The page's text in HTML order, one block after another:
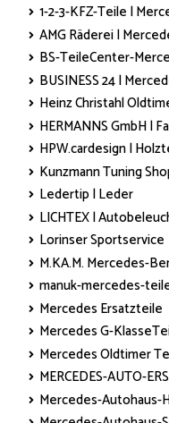
1-2-3-KFZ-Teile |
AMG Räderei |
BS-TeileCenter-
BUSINESS 24 |
Heinz Christahl
HERMANNS GmbH |
HPW.cardesign |
Kunzmann Tuning
Ledertip | Leder
LICHTEX |
Lorinser Sportservice
M.KA.M. Mercedes-
manuk-mercedes-
Mercedes Ersatzteile
Mercedes G-
Mercedes Oldtimer
MERCEDES-AUTO-
Mercedes-Autohaus-